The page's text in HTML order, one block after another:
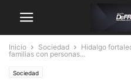
Inicio Sociedad
Hidalgo
familias con personas...
Sociedad